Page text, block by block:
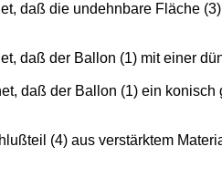
daß die undehnbare Fläche
daß der Ballon (1) mit einer
daß der Ballon (1) ein
(4) aus verstärktem